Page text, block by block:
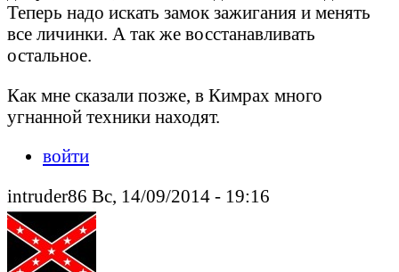
Теперь надо искать замок зажигания и менять
все личинки. А так же восстанавливать
остальное.
Как мне сказали позже, в Кимрах много
угнанной техники находят.
войти
intruder86 Вс, 14/09/2014 - 19:16